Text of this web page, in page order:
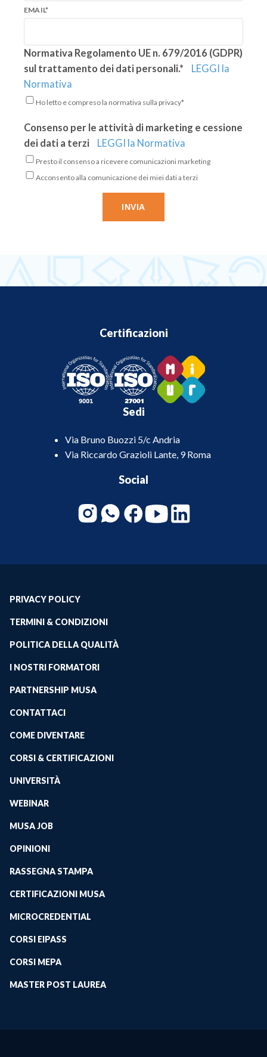
EMAIL*
Normativa Regolamento UE n. 679/2016 (GDPR)
sul trattamento dei dati personali.*
LEGGI la
Normativa
Ho letto e compreso la normativa sulla privacy*
Consenso per le attività di marketing e cessione
dei dati a terzi
LEGGI la Normativa
Presto il consenso a ricevere comunicazioni marketing
Acconsento alla comunicazione dei miei dati a terzi
Certificazioni
Sedi
Via Bruno Buozzi 5/c Andria
Via Riccardo Grazioli Lante, 9 Roma
Social
PRIVACY POLICY
TERMINI & CONDIZIONI
POLITICA DELLA QUALITÀ
I NOSTRI FORMATORI
PARTNERSHIP MUSA
CONTATTACI
COME DIVENTARE
CORSI & CERTIFICAZIONI
UNIVERSITÀ
WEBINAR
MUSA JOB
OPINIONI
RASSEGNA STAMPA
CERTIFICAZIONI MUSA
MICROCREDENTIAL
CORSI EIPASS
CORSI MEPA
MASTER POST LAUREA